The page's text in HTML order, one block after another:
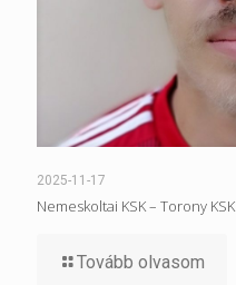
2025-11-17
Nemeskoltai KSK – Torony KSK
Tovább olvasom